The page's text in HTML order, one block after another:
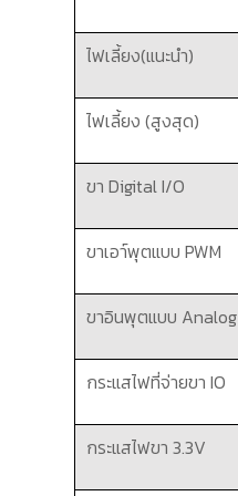
ไฟเลี้ยง(แนะนำ)
ไฟเลี้ยง (สูงสุด)
ขาDigital I/O
ขาเอา์พุตแบบPWM
ขาอินพุตแบบ Analog
กระแสไฟที่จ่ายขาIO
กระแสไฟขา3.3V